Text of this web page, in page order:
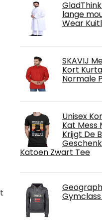
lange
Wear
SKAVIJ
Kort
Normale
Unisex
Kat Mess
Krijgt De
Katoen Zwart Tee